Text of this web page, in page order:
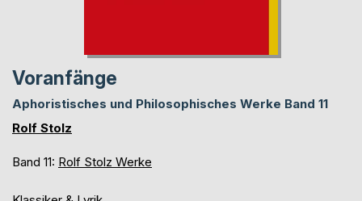
Voranfänge
Aphoristisches und Philosophisches Werke Band 11
Rolf Stolz
Band 11: Rolf Stolz Werke